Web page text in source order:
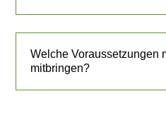
Welche Voraussetzungen
mitbringen?